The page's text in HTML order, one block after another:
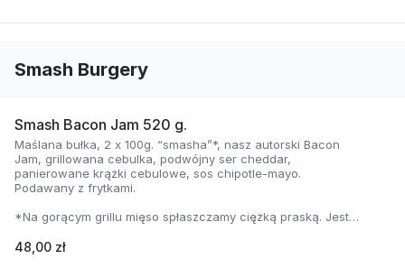
Smash Burgery
Smash Bacon Jam 520 g.
Maślana bułka, 2 x 100g. “smasha”*, nasz autorski Bacon
Jam, grillowana cebulka, podwójny ser cheddar,
panierowane krążki cebulowe, sos chipotle-mayo.
Podawany z frytkami.
*Na gorącym grillu mięso spłaszczamy ciężką praską. Jest
temperaturze, zyskuje jednocześnie chrupiąca skorupkę i
48,00 zł